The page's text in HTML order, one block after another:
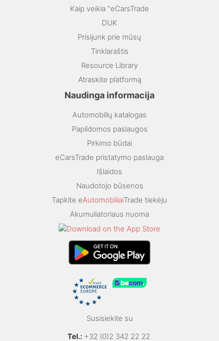
Kaip veikia "eCarsTrade
DUK
Prisijunk prie mūsų
Tinklaraštis
Resource Library
Atraskite platformą
Naudinga informacija
Automobilių katalogas
Papildomos paslaugos
Pirkimo būdai
eCarsTrade pristatymo paslauga
Išlaidos
Naudotojo būsenos
Tapkite eAutomobiliaiTrade tiekėju
Akumuliatoriaus nuoma
Susisiekite su
Tel.: +32 (0)2 342 22 22